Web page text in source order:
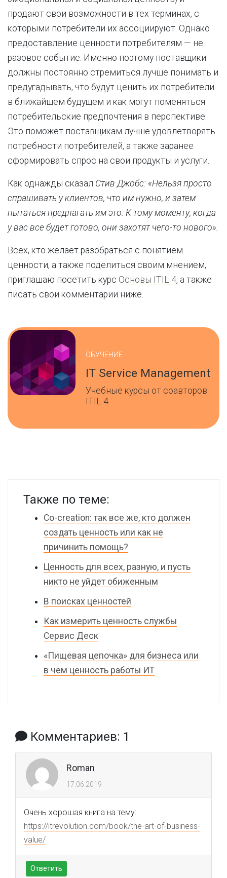
продают свои возможности в тех терминах, с
которыми потребители их ассоциируют. Однако
предоставление ценности потребителям — не
разовое событие. Именно поэтому поставщики
должны постоянно стремиться лучше понимать и
предугадывать, что будут ценить их потребители
в ближайшем будущем и как могут поменяться
потребительские предпочтения в перспективе.
Это поможет поставщикам лучше удовлетворять
потребности потребителей, а также заранее
сформировать спрос на свои продукты и услуги.
Как однажды сказал Стив Джобс: «Нельзя просто
спрашивать у клиентов, что им нужно, и затем
пытаться предлагать им это. К тому моменту, когда
у вас все будет готово, они захотят чего-то нового».
Всех, кто желает разобраться с понятием
ценности, а также поделиться своим мнением,
приглашаю посетить курс Основы ITIL 4, а также
писать свои комментарии ниже.
ОБУЧЕНИЕ
IT Service Management
Учебные курсы от соавторов
ITIL 4
Также по теме:
Сo-creation: так все же, кто должен
создать ценность или как не
причинить помощь?
Ценность для всех, разную, и пусть
никто не уйдет обиженным
В поисках ценностей
Как измерить ценность службы
Сервис Деск
«Пищевая цепочка» для бизнеса или
в чем ценность работы ИТ
Комментариев: 1
Roman
17.06.2019
Очень хорошая книга на тему:
https://itrevolution.com/book/the-art-of-business-
value/
Ответить